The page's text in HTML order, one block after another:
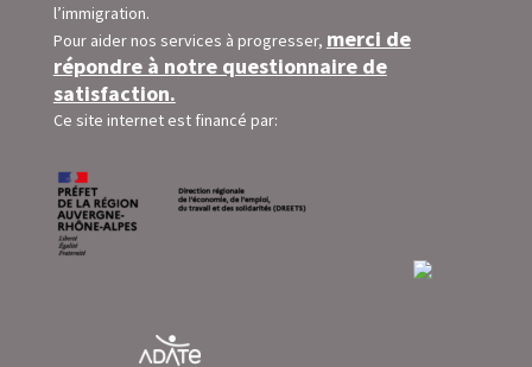
l’immigration.
Pour aider nos services à progresser, merci de
répondre à notre questionnaire de
satisfaction.
Ce site internet est financé par: